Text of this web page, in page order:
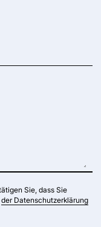
Sie, dass Sie
der Datenschutzerklärung